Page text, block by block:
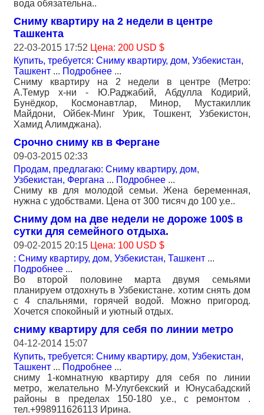
вода обязательна..
Сниму квартиру на 2 недели в центре
Ташкента
22-03-2015 17:52 Цена: 200 USD $
Купить, требуется: Сниму квартиру, дом, Узбекистан,
Ташкент ... Подробнее ...
Сниму квартиру на 2 недели в центре (Метро:
А.Темур х-ни - Ю.Раджабий, Абдулла Кодирий,
Бунёдкор, Космонавтлар, Минор, Мустакиллик
Майдони, Ойбек-Минг Урик, Тошкент, Узбекистон,
Хамид Алимджана).
Срочно сниму кв в Фергане
09-03-2015 02:33
Продам, предлагаю: Сниму квартиру, дом,
Узбекистан, Фергана ... Подробнее ...
Сниму кв для молодой семьи. Жена беременная,
нужна с удобствами. Цена от 300 тисяч до 100 у.е..
Сниму дом на две недели не дороже 100$ в
сутки для семейного отдыха.
09-02-2015 20:15 Цена: 100 USD $
: Сниму квартиру, дом, Узбекистан, Ташкент ...
Подробнее ...
Во второй половине марта двумя семьями
планируем отдохнуть в Узбекистане. хотим снять дом
с 4 спальнями, горячей водой. Можно пригород.
Хочется спокойный и уютный отдых.
сниму квартиру для себя по линии метро
04-12-2014 15:07
Купить, требуется: Сниму квартиру, дом, Узбекистан,
Ташкент ... Подробнее ...
сниму 1-комнатную квартиру для себя по линии
метро, желательно М-Улугбекский и Юнусабадский
районы в пределах 150-180 у.е., с ремонтом .
тел.+998911626113 Ирина.